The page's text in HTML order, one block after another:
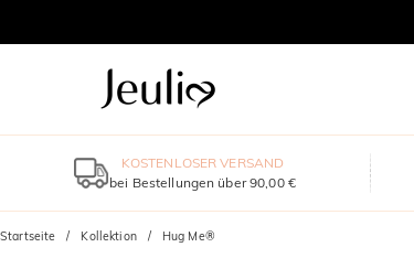
KOSTENLOSER VERSAND
bei Bestellungen über 90,00 €
Startseite Kollektion Hug Me®